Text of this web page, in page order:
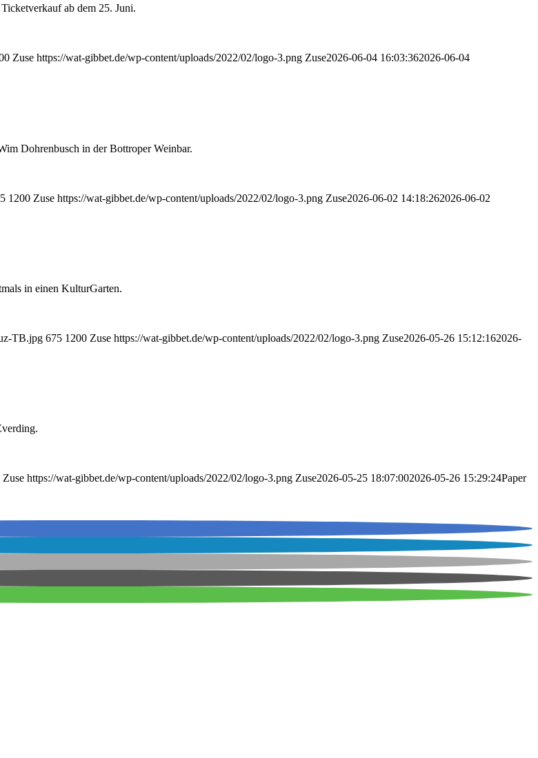
ab dem 25. Juni.
Zuse https://wat-gibbet.de/wp-content/uploads/2022/02/logo-3.png Zuse2026-06-04 16:03:362026-06-04
Dohrenbusch in der Bottroper Weinbar.
1200 Zuse https://wat-gibbet.de/wp-content/uploads/2022/02/logo-3.png Zuse2026-06-02 14:18:262026-06-02
in einen KulturGarten.
TB.jpg 675 1200 Zuse https://wat-gibbet.de/wp-content/uploads/2022/02/logo-3.png Zuse2026-05-26 15:12:162026-
Zuse https://wat-gibbet.de/wp-content/uploads/2022/02/logo-3.png Zuse2026-05-25 18:07:002026-05-26 15:29:24Paper